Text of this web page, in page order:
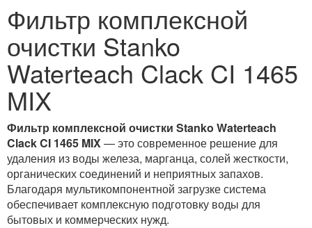
Фильтр комплексной
очистки Stanko
Waterteach Clack CI 1465
MIX
Фильтр комплексной очистки Stanko Waterteach
Clack CI 1465 MIX— это современное решение для
удаления из воды железа, марганца, солей жесткости,
органических соединений и неприятных запахов.
Благодаря мультикомпонентной загрузке система
обеспечивает комплексную подготовку воды для
бытовых и коммерческих нужд.